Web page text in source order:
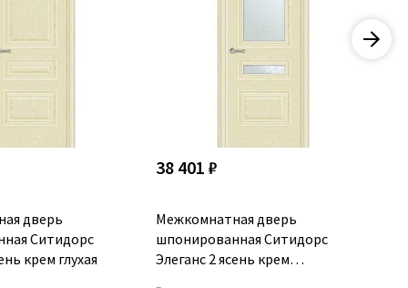
дверь
Ситидорс
крем глухая
38 401 ₽
Межкомнатная дверь
шпонированная Ситидорс
Элеганс 2 ясень крем